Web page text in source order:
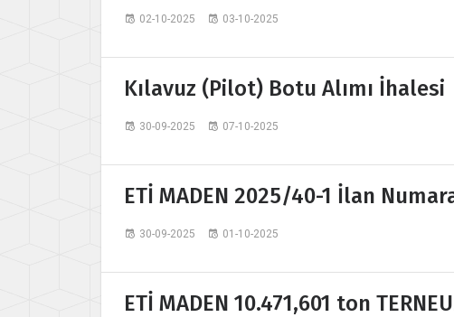
02-10-2025 03-10-2025
Kılavuz (Pilot) Botu Alımı İhalesi
30-09-2025 07-10-2025
ETİ MADEN 2025/40-1 İlan
30-09-2025 01-10-2025
ETİ MADEN 10.471,601 ton